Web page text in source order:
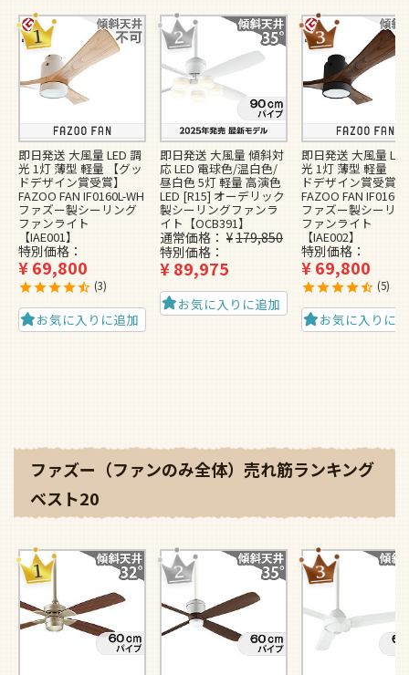
即日発送 大風量 LED 調
光 1灯 薄型 軽量 【グッ
ドデザイン賞受賞】
FAZOO FAN IF0160L-WH
ファズー製シーリング
ファンライト
【IAE001】
特別価格
¥69,800
3
お気に入りに追加
即日発送 大風量 傾斜対
応 LED 電球色/温白色/
昼白色 5灯 軽量 高演色
LED [R15] オーデリック
製シーリングファンラ
イト【OCB391】
通常価格 ¥179,850
特別価格
¥89,975
お気に入りに追加
即日発送 大風量
光 1灯 薄型 軽量 【
ドデザイン賞受賞】
FAZOO FAN
ファズー製シーリ
ファンライト
【IAE002】
特別価格
¥69,800
5
お気に入りに
ファズー（ファンのみ全体）売れ筋ランキング
ベスト20